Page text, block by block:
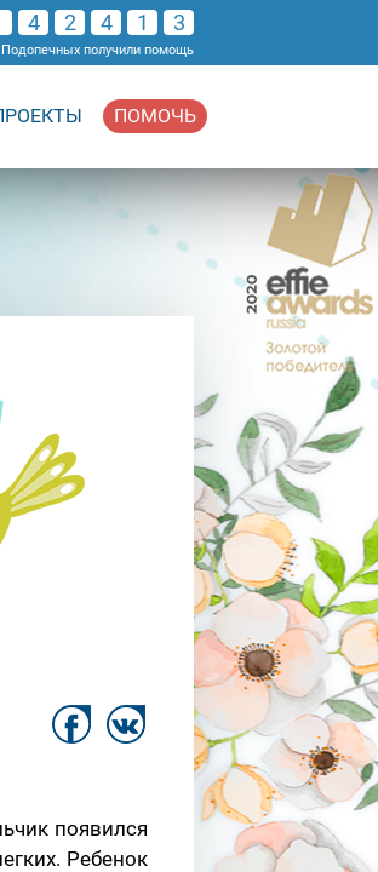
4 2 4 1 3
Подопечных получили помощь
ПОМОЧЬ
появился
Ребенок